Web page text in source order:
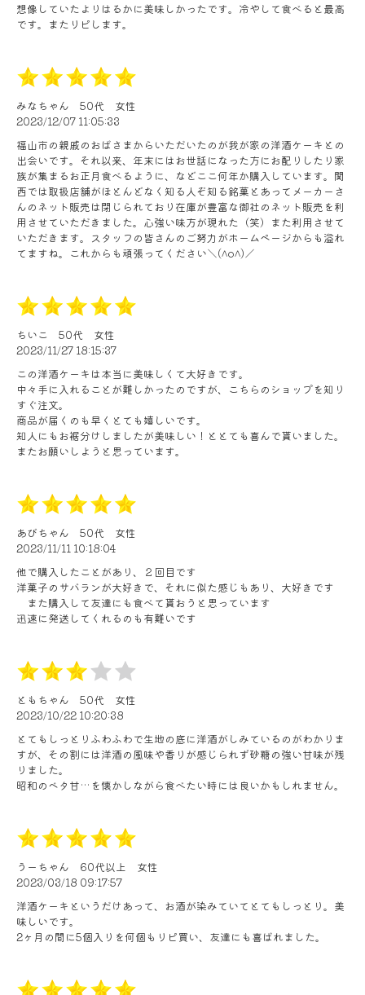
想像していたよりはるかに美味しかったです。冷やして食べると最高
です。またリピします。
みなちゃん 50代
女性
2023/12/07 11:05:33
福山市の親戚のおばさまからいただいたのが我が家の洋酒ケーキとの
出会いです。それ以来、年末にはお世話になった方にお配りしたり家
族が集まるお正月食べるように、などここ何年か購入しています。関
西では取扱店舗がほとんどなく知る人ぞ知る銘菓とあってメーカーさ
んのネット販売は閉じられており在庫が豊富な御社のネット販売を利
用させていただきました。心強い味方が現れた（笑）また利用させて
いただきます。スタッフの皆さんのご努力がホームページからも溢れ
てますね。これからも頑張ってください＼(^o^)／
ちいこ 50代
女性
2023/11/27 18:15:37
この洋酒ケーキは本当に美味しくて大好きです。
中々手に入れることが難しかったのですが、こちらのショップを知り
すぐ注文。
商品が届くのも早くとても嬉しいです。
知人にもお裾分けしましたが美味しい！ととても喜んで貰いました。
またお願いしようと思っています。
あびちゃん 50代
女性
2023/11/11 10:18:04
他で購入したことがあり、２回目です
洋菓子のサバランが大好きで、それに似た感じもあり、大好きです
また購入して友達にも食べて貰おうと思っています
迅速に発送してくれるのも有難いです
ともちゃん 50代
女性
2023/10/22 10:20:38
とてもしっとりふわふわで生地の底に洋酒がしみているのがわかりま
すが、その割には洋酒の風味や香りが感じられず砂糖の強い甘味が残
りました。
昭和のベタ甘…を懐かしながら食べたい時には良いかもしれません。
うーちゃん 60代以上
女性
2023/03/18 09:17:57
洋酒ケーキというだけあって、お酒が染みていてとてもしっとり。美
味しいです。
2ヶ月の間に5個入りを何個もリピ買い、友達にも喜ばれました。